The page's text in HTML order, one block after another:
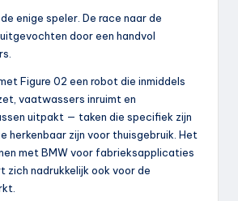
enige speler. De race naar de
door een handvol
Figure 02 een robot die inmiddels
vaatwassers inruimt en
uitpakt — taken die specifiek zijn
herkenbaar zijn voor thuisgebruik. Het
met BMW voor fabrieksapplicaties
zich nadrukkelijk ook voor de